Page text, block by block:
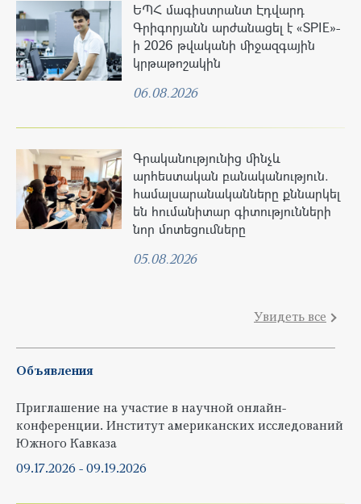
ԵՊՀ մագիստրանտ Էդվարդ
Գրիգորյանն արժանացել է «SPIE»-
ի 2026 թվականի միջազգային
կրթաթոշակին
06.08.2026
Գրականությունից մինչև
արհեստական բանականություն.
համալսարանականները քննարկել
են հումանիտար գիտությունների
նոր մոտեցումները
05.08.2026
Увидеть все
Объявления
Приглашение на участие в научной онлайн-
конференции. Институт американских исследований
Южного Кавказа
09.17.2026 -09.19.2026